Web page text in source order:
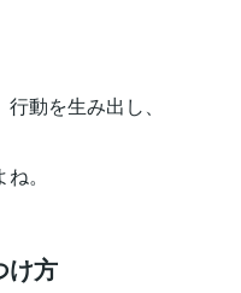
動を生み出し、
。
け方